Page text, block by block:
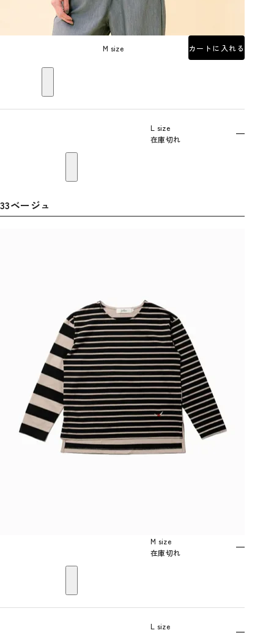
M size カートに入れる
L size
在庫切れ
—
33ベージュ
M size
在庫切れ
—
L size